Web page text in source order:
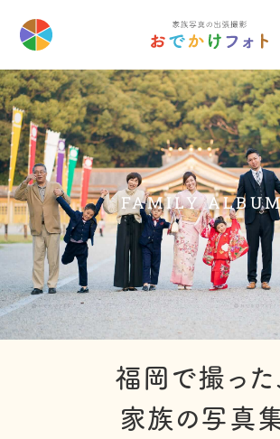
FAMILY
福岡で撮った、
家族の写真